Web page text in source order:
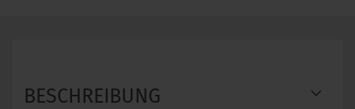
BESCHREIBUNG